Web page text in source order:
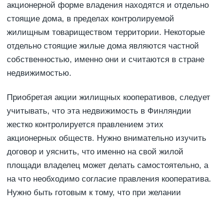
акционерной форме владения находятся и отдельно
стоящие дома, в пределах контролируемой
жилищным товариществом территории. Некоторые
отдельно стоящие жилые дома являются частной
собственностью, именно они и считаются в стране
недвижимостью.
Приобретая акции жилищных кооперативов, следует
учитывать, что эта недвижимость в Финляндии
жестко контролируется правлением этих
акционерных обществ. Нужно внимательно изучить
договор и уяснить, что именно на свой жилой
площади владелец может делать самостоятельно, а
на что необходимо согласие правления кооператива.
Нужно быть готовым к тому, что при желании